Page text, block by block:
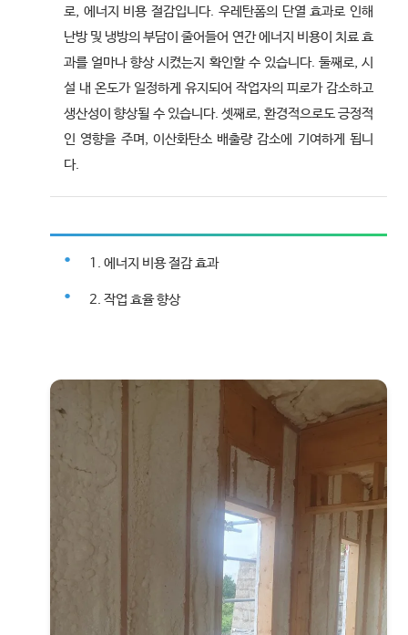
로, 에너지 비용 절감입니다. 우레탄폼의 단열 효과로 인해
난방 및 냉방의 부담이 줄어들어 연간 에너지 비용이 치료 효
과를 얼마나 향상 시켰는지 확인할 수 있습니다. 둘째로, 시
설 내 온도가 일정하게 유지되어 작업자의 피로가 감소하고
생산성이 향상될 수 있습니다. 셋째로, 환경적으로도 긍정적
인 영향을 주며, 이산화탄소 배출량 감소에 기여하게 됩니
다.
1. 에너지 비용 절감 효과
2. 작업 효율 향상